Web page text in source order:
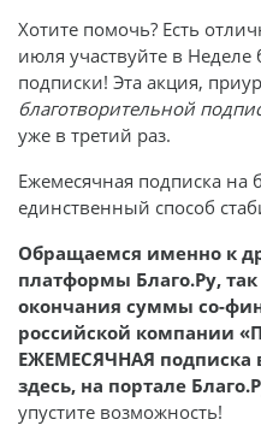
Хотите помочь? Есть
июля участвуйте в Неделе
подписки! Эта акция,
благотворительной
уже в третий раз.
Ежемесячная подписка на
единственный способ
Обращаемся именно к
платформы Благо.Ру,
окончания суммы со-
российской компании
ЕЖЕМЕСЯЧНАЯ подписка
здесь, на портале
упустите возможность!